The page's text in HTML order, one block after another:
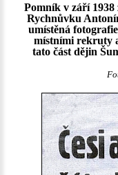
Pomník v září 1938
Rychnůvku
umístěná
místními rekruty
tato část dějin